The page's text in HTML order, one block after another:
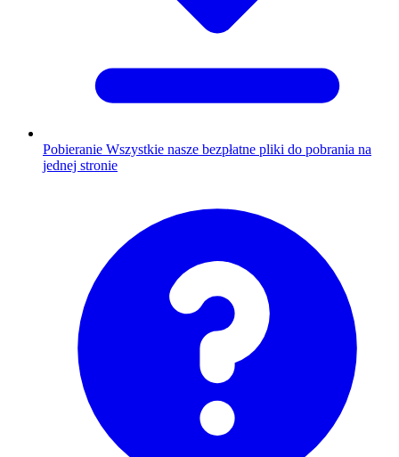
Pobieranie Wszystkie nasze bezpłatne pliki do pobrania na
jednej stronie